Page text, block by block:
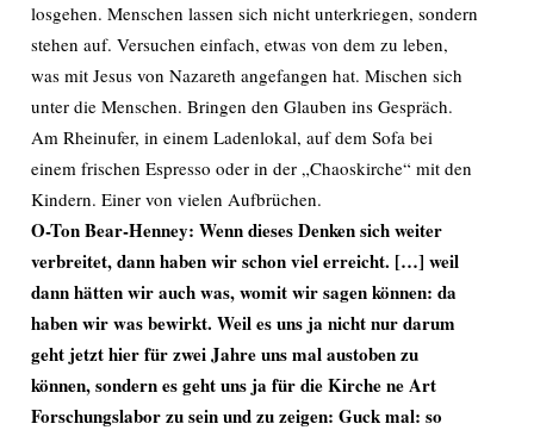
losgehen. Menschen lassen sich nicht unterkriegen, sondern
stehen auf. Versuchen einfach, etwas von dem zu leben,
was mit Jesus von Nazareth angefangen hat. Mischen sich
unter die Menschen. Bringen den Glauben ins Gespräch.
Am Rheinufer, in einem Ladenlokal, auf dem Sofa bei
einem frischen Espresso oder in der „Chaoskirche“ mit den
Kindern. Einer von vielen Aufbrüchen.
O-Ton Bear-Henney: Wenn dieses Denken sich weiter
verbreitet, dann haben wir schon viel erreicht. […] weil
dann hätten wir auch was, womit wir sagen können: da
haben wir was bewirkt. Weil es uns ja nicht nur darum
geht jetzt hier für zwei Jahre uns mal austoben zu
können, sondern es geht uns ja für die Kirche ne Art
Forschungslabor zu sein und zu zeigen: Guck mal: so